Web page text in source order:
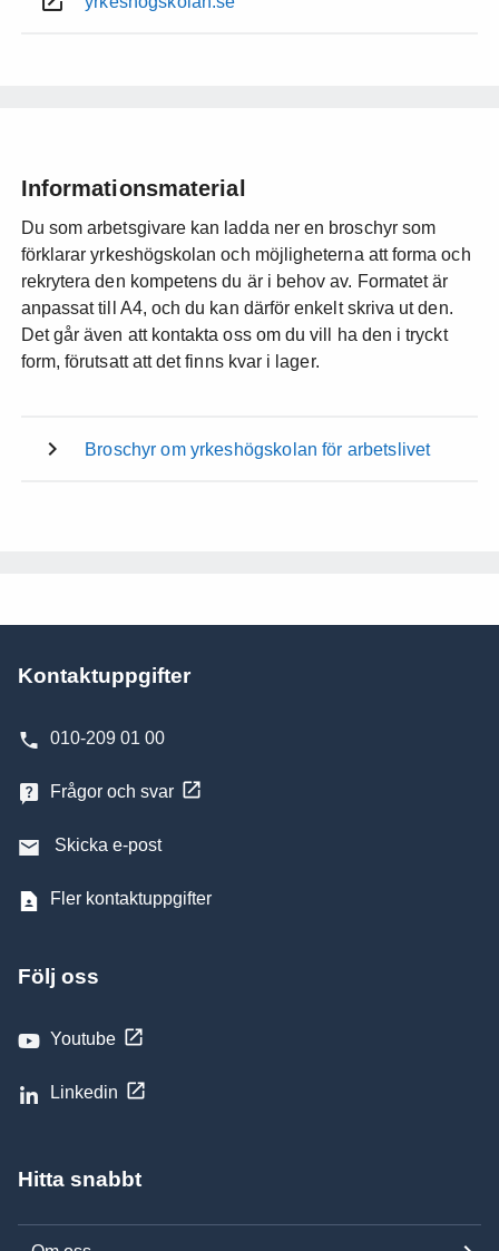
Informationsmaterial
Du som arbetsgivare kan ladda ner en broschyr som
förklarar yrkeshögskolan och möjligheterna att forma och
rekrytera den kompetens du är i behov av. Formatet är
anpassat till A4, och du kan därför enkelt skriva ut den.
Det går även att kontakta oss om du vill ha den i tryckt
form, förutsatt att det finns kvar i lager.
Broschyr om yrkeshögskolan för arbetslivet
Kontaktuppgifter
010-209 01 00
Frågor och svar
Skicka e-post
Fler kontaktuppgifter
Följ oss
Youtube
Linkedin
Hitta snabbt